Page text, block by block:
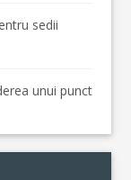
sedii
unui punct